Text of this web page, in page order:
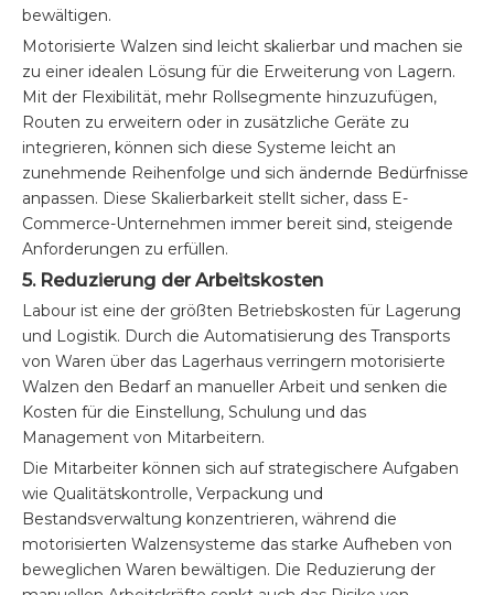
bewältigen.
Motorisierte Walzen sind leicht skalierbar und machen sie
zu einer idealen Lösung für die Erweiterung von Lagern.
Mit der Flexibilität, mehr Rollsegmente hinzuzufügen,
Routen zu erweitern oder in zusätzliche Geräte zu
integrieren, können sich diese Systeme leicht an
zunehmende Reihenfolge und sich ändernde Bedürfnisse
anpassen. Diese Skalierbarkeit stellt sicher, dass E-
Commerce-Unternehmen immer bereit sind, steigende
Anforderungen zu erfüllen.
5. Reduzierung der Arbeitskosten
Labour ist eine der größten Betriebskosten für Lagerung
und Logistik. Durch die Automatisierung des Transports
von Waren über das Lagerhaus verringern motorisierte
Walzen den Bedarf an manueller Arbeit und senken die
Kosten für die Einstellung, Schulung und das
Management von Mitarbeitern.
Die Mitarbeiter können sich auf strategischere Aufgaben
wie Qualitätskontrolle, Verpackung und
Bestandsverwaltung konzentrieren, während die
motorisierten Walzensysteme das starke Aufheben von
beweglichen Waren bewältigen. Die Reduzierung der